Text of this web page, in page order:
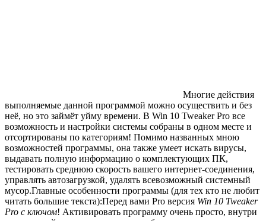
Многие действия
выполняемые данной программой можно осуществить и без
неё, но это займёт уйму времени. В Win 10 Tweaker Pro все
возможность и настройки системы собраны в одном месте и
отсортированы по категориям! Помимо названных мною
возможностей программы, она также умеет искать вирусы,
выдавать полную информацию о комплектующих ПК,
тестировать среднюю скорость вашего интернет-соединения,
управлять автозагрузкой, удалять всевозможный системный
мусор.Главные особенности программы (для тех кто не любит
читать большие текста):Перед вами Pro версия Win 10 Tweaker
Pro с ключом! Активировать программу очень просто, внутри